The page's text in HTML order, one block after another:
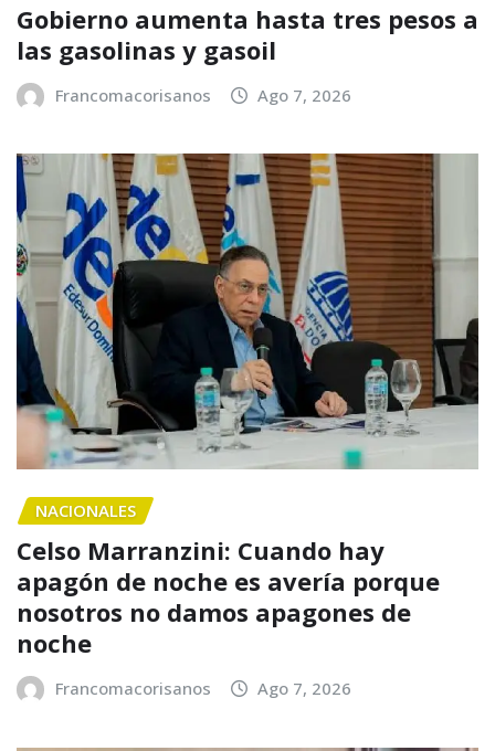
Gobierno aumenta hasta tres pesos a
las gasolinas y gasoil
Francomacorisanos Ago 7, 2026
NACIONALES
Celso Marranzini: Cuando hay
apagón de noche es avería porque
nosotros no damos apagones de
noche
Francomacorisanos Ago 7, 2026